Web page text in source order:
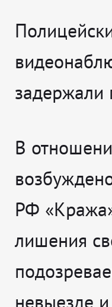
задержали
В
РФ
лишения
невыезде